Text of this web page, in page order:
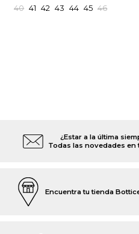
40 41 42 43 44 45 46
¿Estar a la última
Todas las novedades en
Encuentra tu tienda